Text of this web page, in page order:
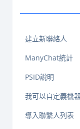
建立新聯絡人
ManyChat統計
PSID說明
我可以自定義機
導入聯繫人列表